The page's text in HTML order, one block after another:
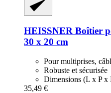
HEISSNER Boîtier
30 x 20 cm
Pour multiprises,
Robuste et sécurisée
Dimensions (L x P
35,49 €